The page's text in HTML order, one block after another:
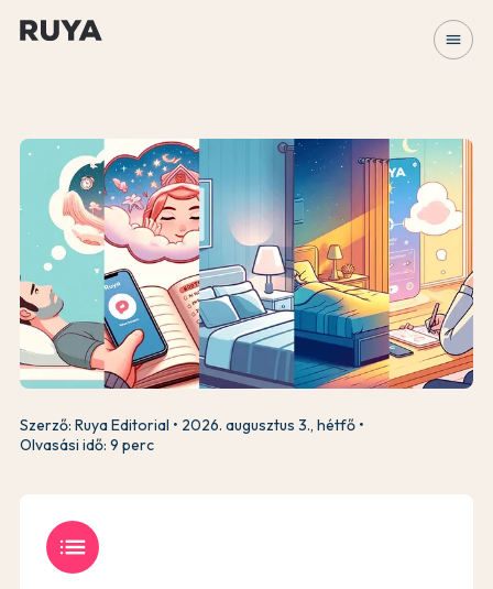
menu
Szerző: Ruya Editorial
2026. augusztus 3., hétfő
Olvasási idő: 9 perc
list